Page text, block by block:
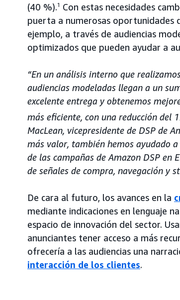
(40 %).1
Con estas necesidades
puerta a numerosas oportunidades
ejemplo, a través de audiencias
optimizados que pueden ayudar a
“En un análisis interno que
audiencias modeladas llegan a un
excelente entrega y obtenemos
más eficiente, con una reducción del
MacLean, vicepresidente de DSP de
más valor, también hemos ayudado
de las campañas de Amazon DSP en
de señales de compra, navegación y
De cara al futuro, los avances en la
mediante indicaciones en lenguaje
espacio de innovación del sector.
anunciantes tener acceso a más
ofrecería a las audiencias una
interacción de los clientes.